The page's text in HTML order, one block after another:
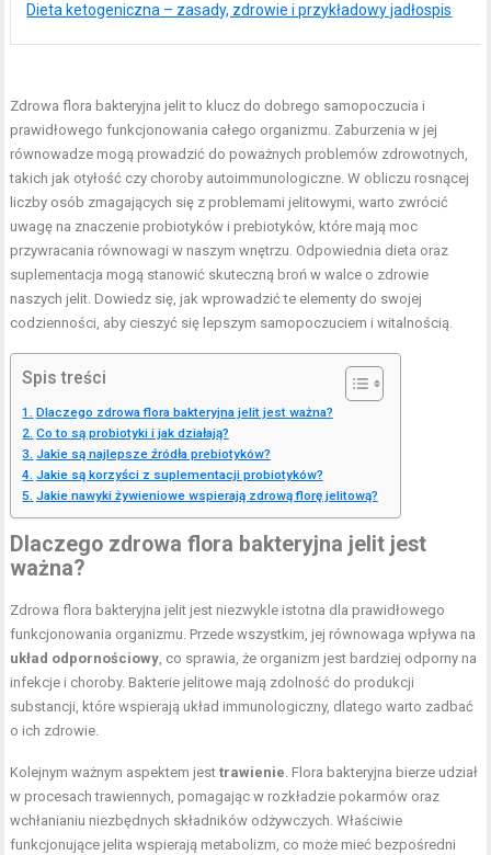
Dieta ketogeniczna – zasady, zdrowie i przykładowy jadłospis
Zdrowa flora bakteryjna jelit to klucz do dobrego samopoczucia i
prawidłowego funkcjonowania całego organizmu. Zaburzenia w jej
równowadze mogą prowadzić do poważnych problemów zdrowotnych,
takich jak otyłość czy choroby autoimmunologiczne. W obliczu rosnącej
liczby osób zmagających się z problemami jelitowymi, warto zwrócić
uwagę na znaczenie probiotyków i prebiotyków, które mają moc
przywracania równowagi w naszym wnętrzu. Odpowiednia dieta oraz
suplementacja mogą stanowić skuteczną broń w walce o zdrowie
naszych jelit. Dowiedz się, jak wprowadzić te elementy do swojej
codzienności, aby cieszyć się lepszym samopoczuciem i witalnością.
Spis treści
Dlaczego zdrowa flora bakteryjna jelit jest ważna?
Co to są probiotyki i jak działają?
Jakie są najlepsze źródła prebiotyków?
Jakie są korzyści z suplementacji probiotyków?
Jakie nawyki żywieniowe wspierają zdrową florę jelitową?
Dlaczego zdrowa flora bakteryjna jelit jest
ważna?
Zdrowa flora bakteryjna jelit jest niezwykle istotna dla prawidłowego
funkcjonowania organizmu. Przede wszystkim, jej równowaga wpływa na
układ odpornościowy, co sprawia, że organizm jest bardziej odporny na
infekcje i choroby. Bakterie jelitowe mają zdolność do produkcji
substancji, które wspierają układ immunologiczny, dlatego warto zadbać
o ich zdrowie.
Kolejnym ważnym aspektem jesttrawienie. Flora bakteryjna bierze udział
w procesach trawiennych, pomagając w rozkładzie pokarmów oraz
wchłanianiu niezbędnych składników odżywczych. Właściwie
funkcjonujące jelita wspierają metabolizm, co może mieć bezpośredni